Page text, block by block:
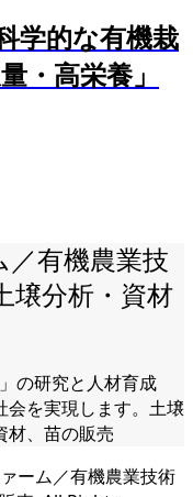
学的な有機栽
・高栄養」
有機農業技
壌分析・資材
の研究と人材育成
会を実現します。土壌
材、苗の販売
ーム／有機農業技術